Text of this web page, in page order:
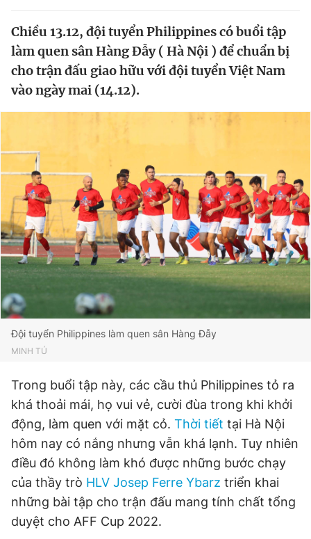
Sản phẩm khác
Tiện ích
Thông tin tòa soạn Liên hệ quảng cáo
Đọc Thanh Niên trên điện thoại
Theo dõi báo trên
0906 645 777 0908 780 404
Đặt báo Quảng cáo RSS Tòa soạn Chính sách bảo
Tổng biên tập: Nguyễn Ngọc Toàn
Phó tổng biên tập thường trực: Hải Thành
Phó tổng biên tập: Lâm Hiếu Dũng
Phó tổng biên tập: Trần Việt Hưng
Tổng thư ký tòa soạn: Đức Trung
Giấy phép xuất bản số 110/GP - BTTTT cấp ngày 24.3.2020
Chiều 13.12, đội tuyển Philippines có buổi tập
làm quen sân Hàng Đẫy ( Hà Nội ) để chuẩn bị
cho trận đấu giao hữu với đội tuyển Việt Nam
vào ngày mai (14.12).
Đội tuyển Philippines làm quen sân Hàng Đẫy
MINH TÚ
Trong buổi tập này, các cầu thủ Philippines tỏ ra
khá thoải mái, họ vui vẻ, cười đùa trong khi khởi
động, làm quen với mặt cỏ. Thời tiết tại Hà Nội
hôm nay có nắng nhưng vẫn khá lạnh. Tuy nhiên
điều đó không làm khó được những bước chạy
của thầy trò HLV Josep Ferre Ybarz triển khai
những bài tập cho trận đấu mang tính chất tổng
duyệt cho AFF Cup 2022.